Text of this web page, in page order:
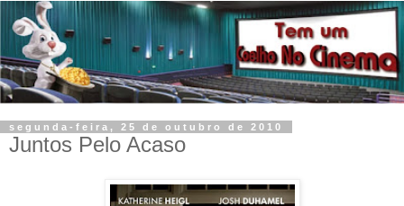
segunda-feira, 25 de outubro de 2010
Juntos Pelo Acaso